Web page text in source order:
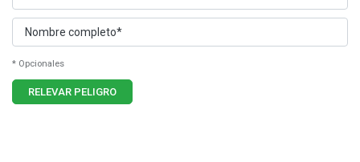
* Opcionales
RELEVAR PELIGRO